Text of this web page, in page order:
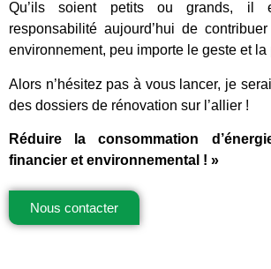
Qu’ils soient petits ou grands, il
responsabilité aujourd’hui de
environnement, peu importe le geste et la
Alors n’hésitez pas à vous lancer, je
des dossiers de rénovation sur l’allier !
Réduire la consommation
financier et environnemental ! »
Nous contacter